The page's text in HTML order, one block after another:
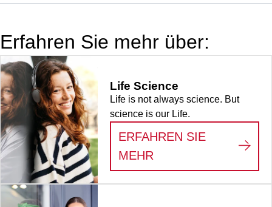
Erfahren Sie mehr über:
Life Science
Life is not always science. But
science is our Life.
ERFAHREN SIE
MEHR